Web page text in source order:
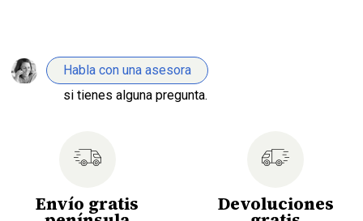
Habla con una asesora
si tienes alguna pregunta.
Envío gratis Devoluciones